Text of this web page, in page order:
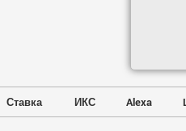
Ставка ИКС Alexa